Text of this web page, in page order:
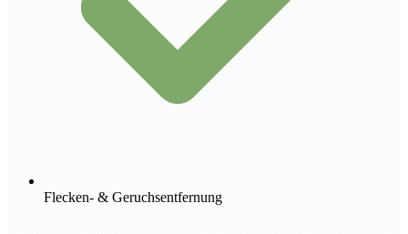
Flecken- & Geruchsentfernung